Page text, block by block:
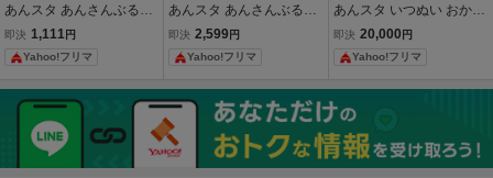
あんスタ あんさんぶるス
ターズ アニカフェ アニメ
イトカフェ アクリルスタ
ンド アクスタ スタフォニ
影片みか
即決 1,111円
Yahoo!フリマ
あんスタ あんさんぶるス
ターズ アクリルスタンド
明星スバル フラグメント
アクリルスタンド アクス
タ
即決 2,599円
Yahoo!フリマ
あんスタ いつぬい おかお
BIGショルダー ぬいぐる
みバッグ あんさんぶるス
ターズ！！ 仁兎なずな
即決 20,000 円
Yahoo!フリマ